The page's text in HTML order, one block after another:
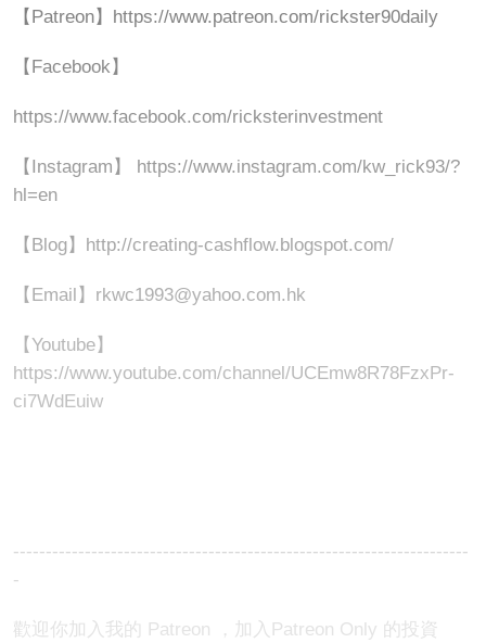
【Patreon】https://www.patreon.com/rickster90daily
【Facebook】
https://www.facebook.com/ricksterinvestment
【Instagram】 https://www.instagram.com/kw_rick93/?
hl=en
【Blog】http://creating-cashflow.blogspot.com/​
【Email】rkwc1993@yahoo.com.hk
【Youtube】
https://www.youtube.com/channel/UCEmw8R78FzxPr-
ci7WdEuiw
----------------------------------------------------------------------
-
歡迎你加入我的 Patreon ，加入Patreon Only 的投資